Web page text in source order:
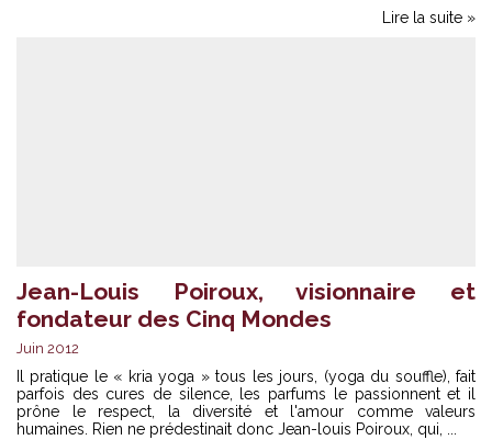
Lire la suite »
Jean-Louis Poiroux, visionnaire et
fondateur des Cinq Mondes
Juin 2012
Il pratique le « kria yoga » tous les jours, (yoga du souffle), fait
parfois des cures de silence, les parfums le passionnent et il
prône le respect, la diversité et l'amour comme valeurs
humaines. Rien ne prédestinait donc Jean-louis Poiroux, qui, ...